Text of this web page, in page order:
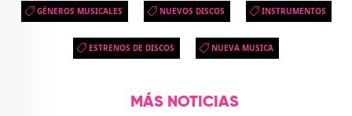
GÉNEROS MUSICALES NUEVOS DISCOS INSTRUMENTOS
ESTRENOS DE DISCOS NUEVA MUSICA
MÁS NOTICIAS